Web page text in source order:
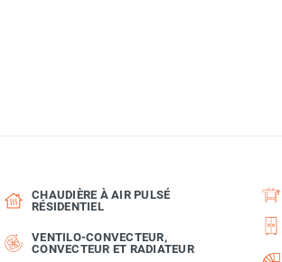
CHAUDIÈRE À AIR PULSÉ
RÉSIDENTIEL
VENTILO-CONVECTEUR,
CONVECTEUR ET RADIATEUR